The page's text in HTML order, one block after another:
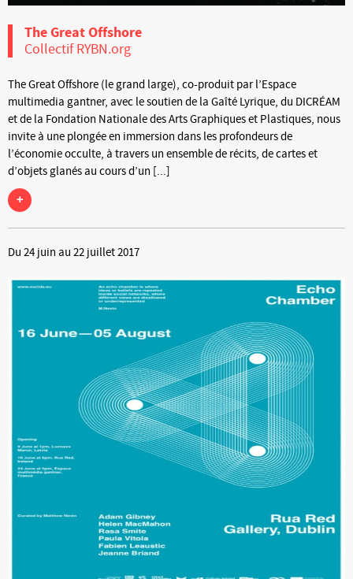
The Great Offshore
Collectif RYBN.org
The Great Offshore (le grand large), co-produit par l’Espace
multimedia gantner, avec le soutien de la Gaîté Lyrique, du DICRÉAM
et de la Fondation Nationale des Arts Graphiques et Plastiques, nous
invite à une plongée en immersion dans les profondeurs de
l’économie occulte, à travers un ensemble de récits, de cartes et
d’objets glanés au cours d’un [...]
+
Du 24 juin au 22 juillet 2017